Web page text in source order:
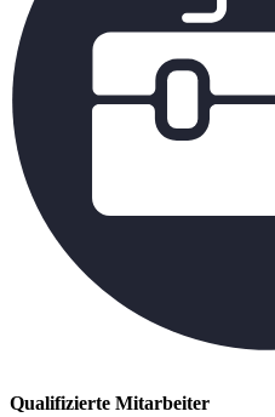
Qualifizierte Mitarbeiter